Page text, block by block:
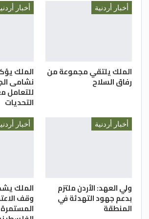
أخبار أردنية
الملك يلتقي مجموعة من
رفاق السلاح
أخبار
الملك
نشامى
للتعامل
التحديات
أخبار أردنية
ولي العهد: الأردن ملتزم
بدعم جهود التهدئة في
المنطقة
أخبار
الملك
وقف